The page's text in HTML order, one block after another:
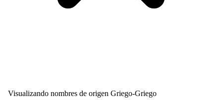
Visualizando nombres de origen Griego-Griego